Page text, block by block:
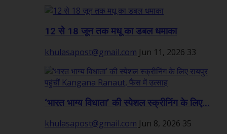
12 से 18 जून तक मधू का डबल धमाका
khulasapost@gmail.com Jun 11, 2026 33
‘भारत भाग्य विधाता’ की स्पेशल स्क्रीनिंग के लिए...
khulasapost@gmail.com Jun 8, 2026 35